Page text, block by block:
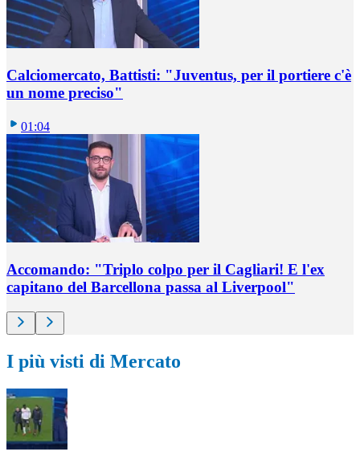
Calciomercato, Battisti: "Juventus, per il portiere c'è
un nome preciso"
01:04
Accomando: "Triplo colpo per il Cagliari! E l'ex
capitano del Barcellona passa al Liverpool"
I più visti di Mercato